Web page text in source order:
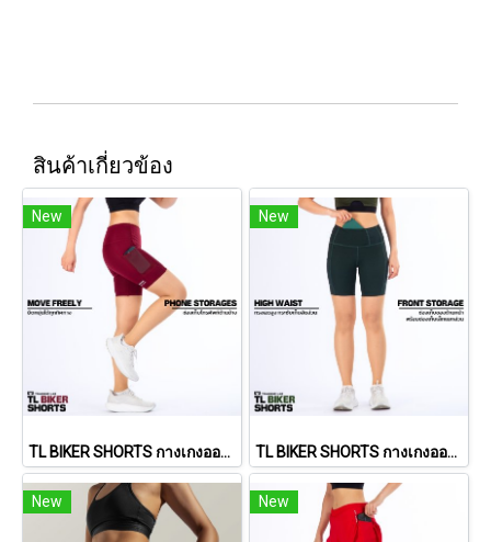
สินค้าเกี่ยวข้อง
New
TL BIKER SHORTS กางเกงออกกำลังขาสั้นทรงเอวสูง (Burgundy Red)
New
TL BIKER SHORTS กางเกงออกกำลังขาสั้นทรงเอวสูง (Dark Forrest)
New New